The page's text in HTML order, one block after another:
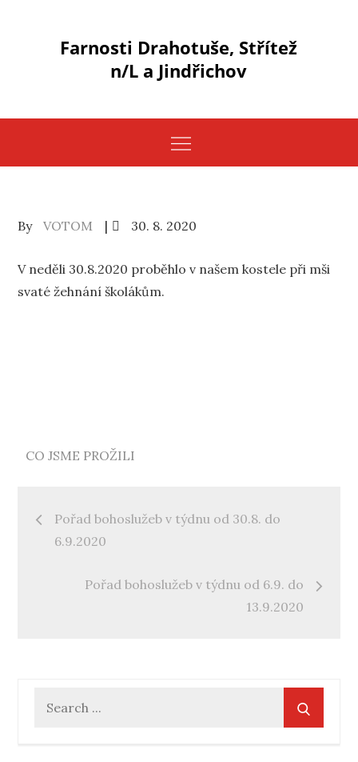
Farnosti Drahotuše, Střítež
n/L a Jindřichov
By VOTOM
Posted
30. 8. 2020
V neděli 30.8.2020 proběhlo v našem kostele při mši
svaté žehnání školákům.
CO JSME PROŽILI
Navigace
pro
příspěvek
Pořad bohoslužeb v týdnu od 30.8. do
6.9.2020
Pořad bohoslužeb v týdnu od 6.9. do
13.9.2020